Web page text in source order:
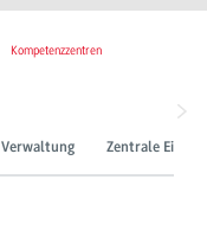
Kompetenzzentren
Verwaltung Zentrale